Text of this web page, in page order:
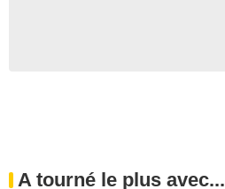
A tourné le plus avec...